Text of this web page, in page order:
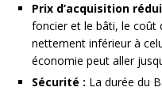
Prix d’acquisition
foncier et le bâti, le coût
nettement inférieur à
économie peut aller
Sécurité : La durée du